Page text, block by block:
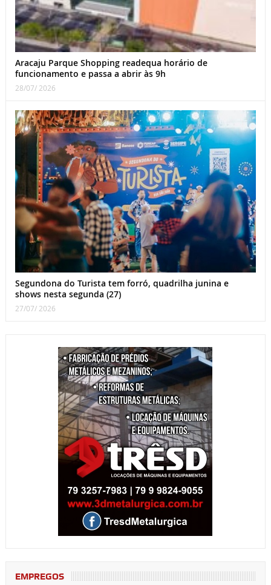
Aracaju Parque Shopping readequa horário de
funcionamento e passa a abrir às 9h
28/07/ 2026
Segundona do Turista tem forró, quadrilha junina e
shows nesta segunda (27)
27/07/ 2026
EMPREGOS